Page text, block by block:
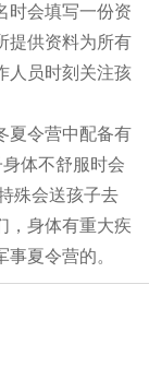
时会填写一份资
提供资料为所有
人员时刻关注孩
令营中配备有
体不舒服时会
殊会送孩子去
，身体有重大疾
夏令营的。